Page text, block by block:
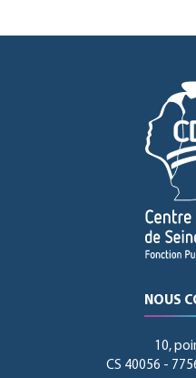
NOUS
10,
CS 40056 -